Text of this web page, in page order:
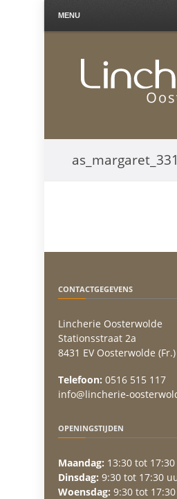
MENU
CONTACTGEGEVENS
Lincherie Oosterwolde
Stationsstraat 2a
8431 EV Oosterwolde (Fr.)
Telefoon: 0516 515 117
info@lincherie-
OPENINGSTIJDEN
Maandag: 13:30 tot
Dinsdag: 9:30 tot 17:30
Woensdag: 9:30 tot